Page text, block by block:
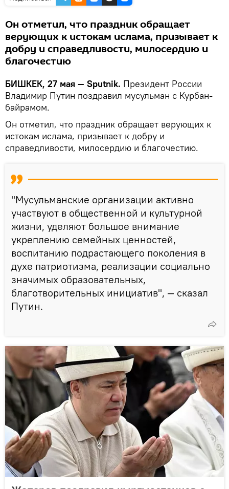
Он отметил, что праздник обращает
верующих к истокам ислама, призывает к
добру и справедливости, милосердию и
благочестию
БИШКЕК, 27 мая — Sputnik. Президент России
Владимир Путин поздравил мусульман с Курбан-
байрамом.
Он отметил, что праздник обращает верующих к
истокам ислама, призывает к добру и
справедливости, милосердию и благочестию.
"Мусульманские организации активно
участвуют в общественной и культурной
жизни, уделяют большое внимание
укреплению семейных ценностей,
воспитанию подрастающего поколения в
духе патриотизма, реализации социально
значимых образовательных,
благотворительных инициатив", — сказал
Путин.